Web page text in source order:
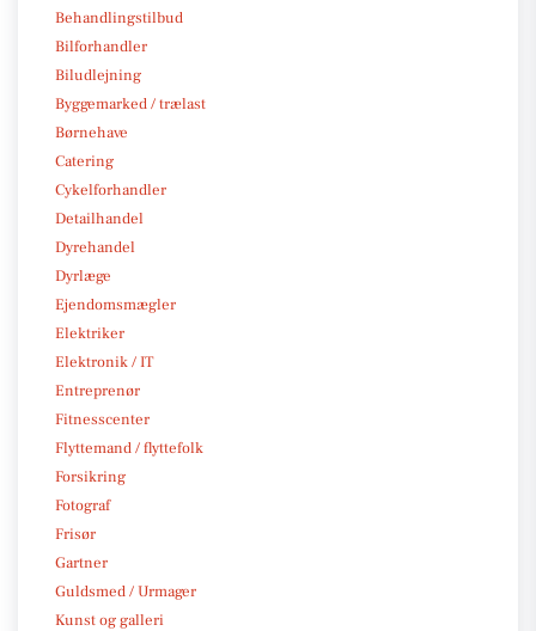
Behandlingstilbud
Bilforhandler
Biludlejning
Byggemarked / trælast
Børnehave
Catering
Cykelforhandler
Detailhandel
Dyrehandel
Dyrlæge
Ejendomsmægler
Elektriker
Elektronik / IT
Entreprenør
Fitnesscenter
Flyttemand / flyttefolk
Forsikring
Fotograf
Frisør
Gartner
Guldsmed / Urmager
Kunst og galleri